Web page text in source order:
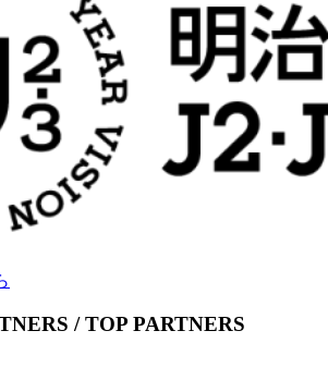
/ TOP PARTNERS